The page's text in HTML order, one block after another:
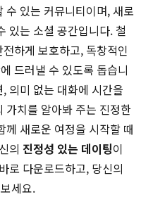
수 있는 커뮤니티이며, 새로
있는 소셜 공간입니다. 철
하게 보호하고, 독창적인
드러낼 수 있도록 돕습니
의미 없는 대화에 시간을
가치를 알아봐 주는 진정한
께 새로운 여정을 시작할 때
의 진정성 있는 데이팅이
로 다운로드하고, 당신의
세요.